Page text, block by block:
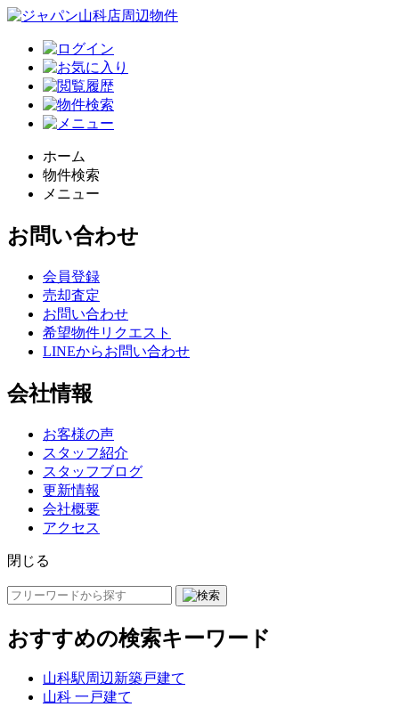
ホーム
物件検索
メニュー
お問い合わせ
会員登録
売却査定
お問い合わせ
希望物件リクエスト
LINEからお問い合わせ
会社情報
お客様の声
スタッフ紹介
スタッフブログ
更新情報
会社概要
アクセス
閉じる
おすすめの検索キーワード
山科駅周辺新築戸建て
山科 一戸建て